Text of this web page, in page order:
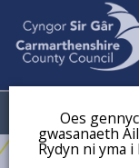
Oes
gwasanaeth
Rydyn ni yma i
Dewislen